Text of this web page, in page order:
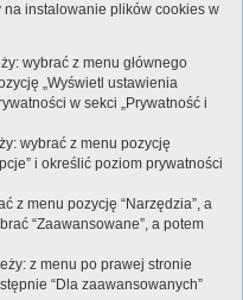
instalowanie plików cookies w
wybrać z menu głównego
„Wyświetl ustawienia
w sekci „Prywatność i
wybrać z menu pozycję
i określić poziom prywatności
z menu pozycję “Narzędzia”, a
“Zaawansowane”, a potem
z menu po prawej stronie
“Dla zaawansowanych”